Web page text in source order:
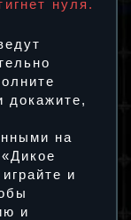
нуля.
докажите,
на
и
и